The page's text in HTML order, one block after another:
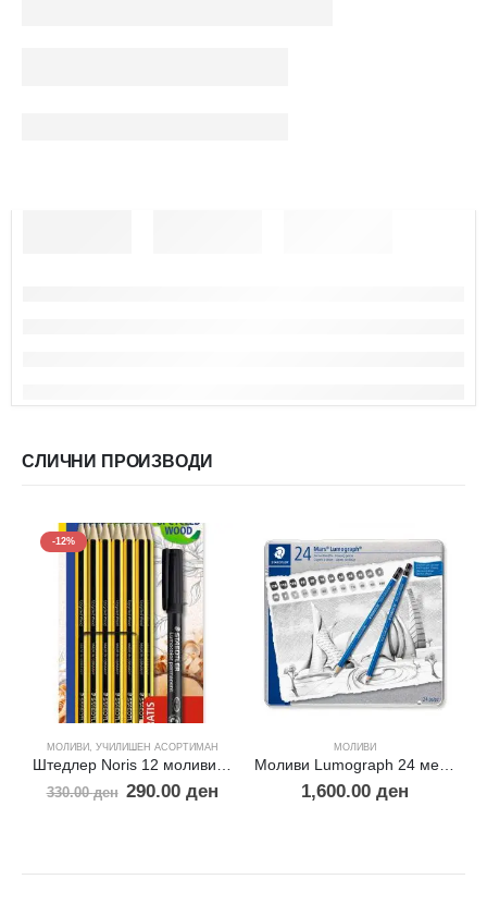
СЛИЧНИ ПРОИЗВОДИ
-12%
МОЛИВИ , УЧИЛИШЕН АСОРТИМАН
Штедлер Noris 12 моливи + подарок маркер
330.00ден 290.00ден
МОЛИВИ
Моливи Lumograph 24 метална кутија
1,600.00 ден